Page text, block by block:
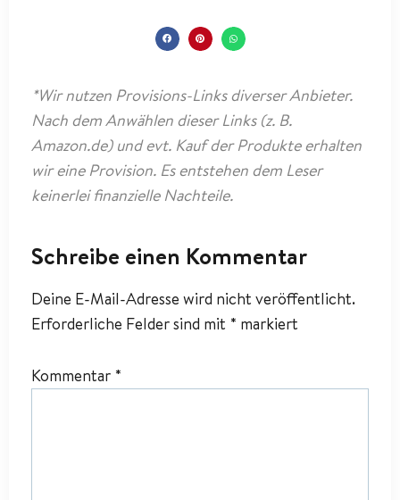
*Wir nutzen Provisions-Links diverser Anbieter.
Nach dem Anwählen dieser Links (z. B.
Amazon.de) und evt. Kauf der Produkte erhalten
wir eine Provision. Es entstehen dem Leser
keinerlei finanzielle Nachteile.
Schreibe einen Kommentar
Deine E-Mail-Adresse wird nicht veröffentlicht.
Erforderliche Felder sind mit * markiert
Kommentar *